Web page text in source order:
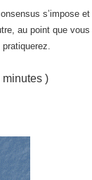
s’impose et
au point que vous
)